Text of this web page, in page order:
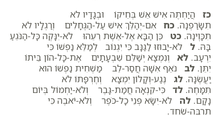
כז הֲיַחְתֶּה אִישׁ אֵשׁ בְּחֵיקוֹ וּבְגָדָיו לֹא
תִשָּׂרַפְנָה. כח אִם-יְהַלֵּךְ אִישׁ עַל-הַגֶּחָלִים וְרַגְלָיו לֹא
תִכָּוֶינָה. כט כֵּן הַבָּא אֶל-אֵשֶׁת רֵעֵהוּ לֹא-יִנָּקֶה כָּל-הַנֹּגֵעַ
בָּהּ. ל לֹא-יָבוּזוּ לַגַּנָּב כִּי יִגְנוֹב לְמַלֵּא נַפְשׁוֹ כִּי
יִרְעָב. לא וְנִמְצָא יְשַׁלֵּם שִׁבְעָתָיִם אֶת-כָּל-הוֹן בֵּיתוֹ
יִתֵּן. לב נֹאֵף אִשָּׁה חֲסַר-לֵב מַשְׁחִית נַפְשׁוֹ הוּא
יַעֲשֶׂנָּה. לג נֶגַע-וְקָלוֹן יִמְצָא וְחֶרְפָּתוֹ לֹא
תִמָּחֶה. לד כִּי-קִנְאָה חֲמַת-גָּבֶר וְלֹא-יַחְמוֹל בְּיוֹם
נָקָם. לה לֹא-יִשָּׂא פְּנֵי כָל-כֹּפֶר וְלֹא-יֹאבֶה כִּי
תַרְבֶּה-שֹׁחַד.